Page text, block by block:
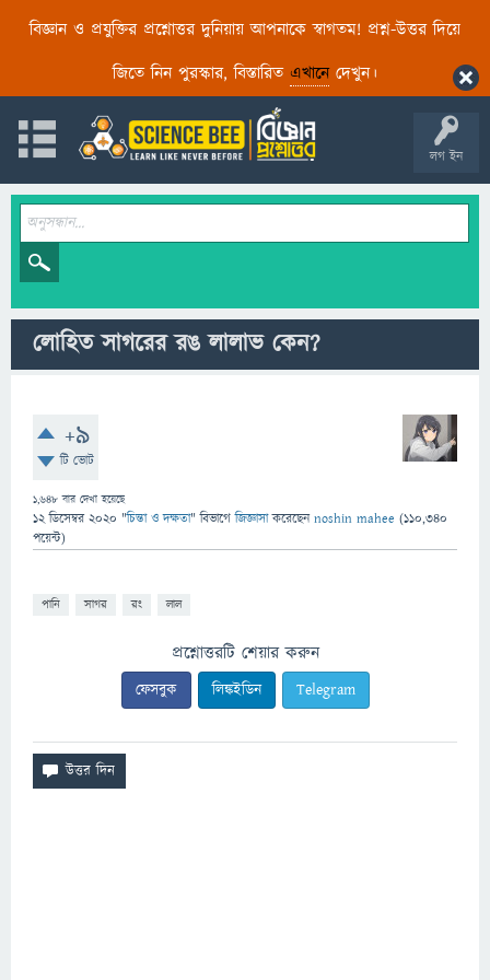
বিজ্ঞান ও প্রযুক্তির প্রশ্নোত্তর দুনিয়ায় আপনাকে স্বাগতম! প্রশ্ন-উত্তর দিয়ে
জিতে নিন পুরস্কার, বিস্তারিত এখানেদেখুন।
লগ ইন
লোহিত সাগরের রঙ লালাভ কেন?
+9
টি ভোট
1,648 বার দেখা হয়েছে
12 ডিসেম্বর 2020 "চিন্তা ও দক্ষতা" বিভাগে জিজ্ঞাসাকরেছেনnoshin mahee (110,340
পয়েন্ট)
পানি সাগর রং লাল
প্রশ্নোত্তরটি শেয়ার করুন
ফেসবুক লিঙ্কইডিন Telegram